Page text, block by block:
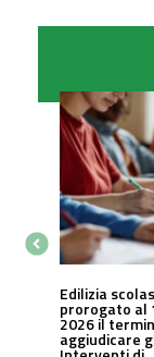
Edilizia
prorogato al
2026 il
aggiudicare